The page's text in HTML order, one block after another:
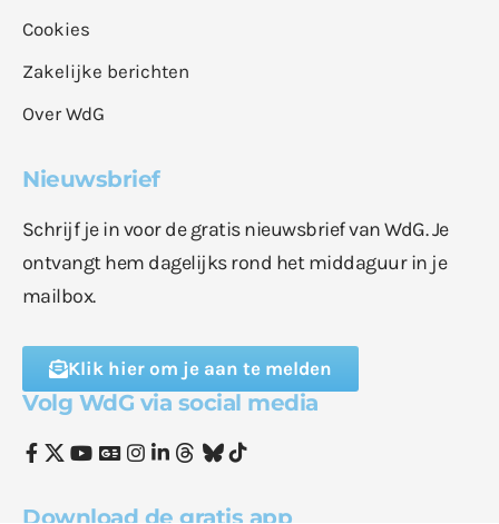
Cookies
Zakelijke berichten
Over WdG
Nieuwsbrief
Schrijf je in voor de gratis nieuwsbrief van WdG. Je
ontvangt hem dagelijks rond het middaguur in je
mailbox.
Klik hier om je aan te melden
Volg WdG via social media
Download de gratis app